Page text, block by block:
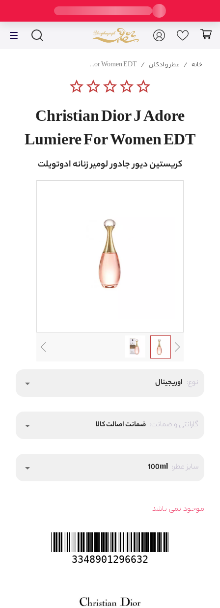
خانه / عطر و ادکلن /
Christian Dior J Adore Lumiere For Women EDT
star_borderstar_borderstar_borderstar_borderstar_border
Christian Dior J Adore
Lumiere For Women EDT
کریستین دیور جادور لومیر زنانه ادوتویلت
نوع: اوریجینال arrow_drop_down
گارانتی و ضمانت: ضمانت اصالت کالا arrow_drop_down
سایز عطر: 100ml
arrow_drop_down
موجود نمی باشد
3348901296632